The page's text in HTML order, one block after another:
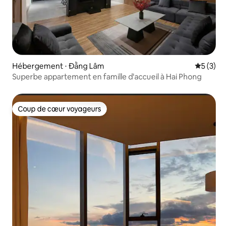
Hébergement ⋅ Đằng Lâm
5 (3)
Superbe appartement en famille d'accueil à Hai Phong
Coup de cœur voyageurs
Coup de cœur voyageurs